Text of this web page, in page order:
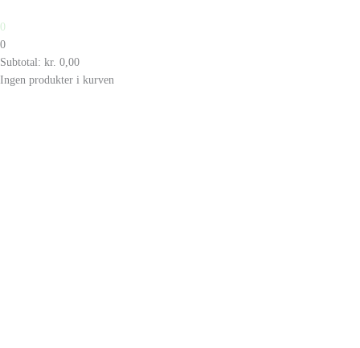
0
0
Subtotal: kr. 0,00
Ingen produkter i kurven